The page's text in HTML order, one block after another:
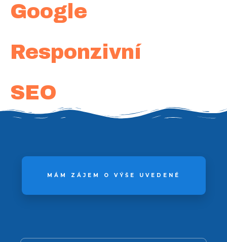
Google
Responzivní
SEO
MÁM ZÁJEM O VÝŠE UVEDENÉ